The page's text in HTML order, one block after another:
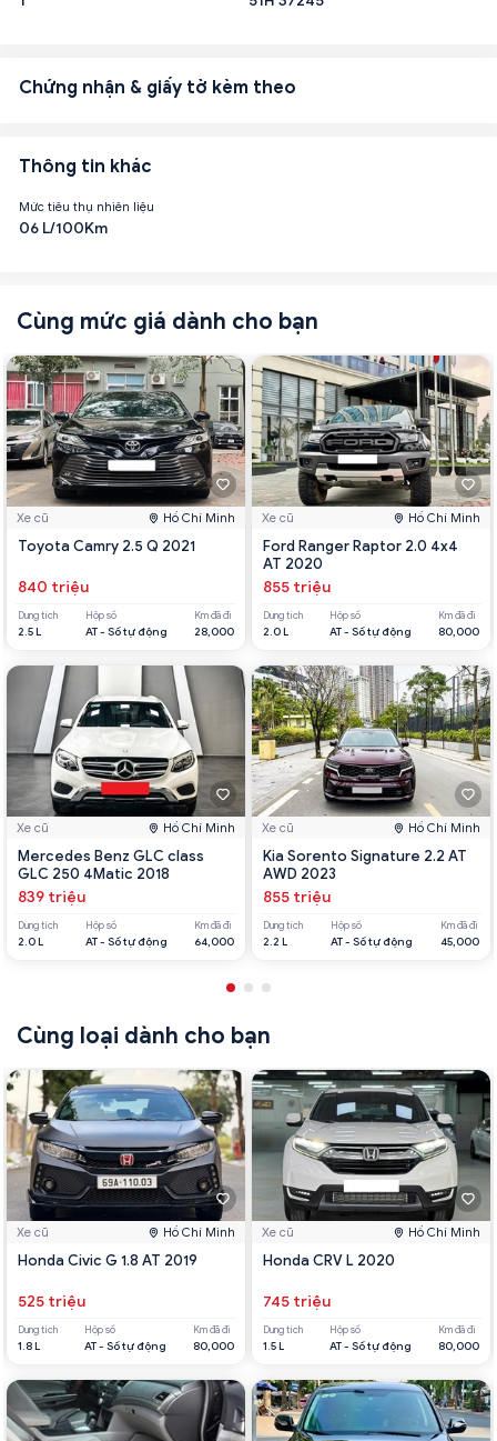
Chứng nhận & giấy tờ kèm theo
Thông tin khác
Mức tiêu thụ nhiên liệu
06 L/100Km
Cùng mức giá dành cho bạn
Xe cũ Hồ Chí Minh
Toyota Camry 2.5 Q 2021
840 triệu
Dung tích
2.5 L
Hộp số
AT - Số tự động
Km đã đi
28,000
Xe cũ Hồ Chí Minh
Mercedes Benz GLC class
GLC 250 4Matic 2018
839 triệu
Dung tích
2.0 L
Hộp số
AT - Số tự động
Km đã đi
64,000
Xe cũ Hồ Chí Minh
Ford Ranger Raptor 2.0 4x4
AT 2020
855 triệu
Dung tích
2.0 L
Hộp số
AT - Số tự động
Km đã đi
80,000
Xe cũ Hồ Chí Minh
Kia Sorento Signature 2.2 AT
AWD 2023
855 triệu
Dung tích
2.2 L
Hộp số
AT - Số tự động
Km đã đi
45,000
Cùng loại dành cho bạn
Xe cũ Hồ Chí Minh
Honda Civic G 1.8 AT 2019
525 triệu
Dung tích
1.8 L
Hộp số
AT - Số tự động
Km đã đi
80,000
Xe cũ Hồ Chí Minh
Honda CRV L 2020
745 triệu
Dung tích
1.5 L
Hộp số
AT - Số tự động
Km đã đi
80,000